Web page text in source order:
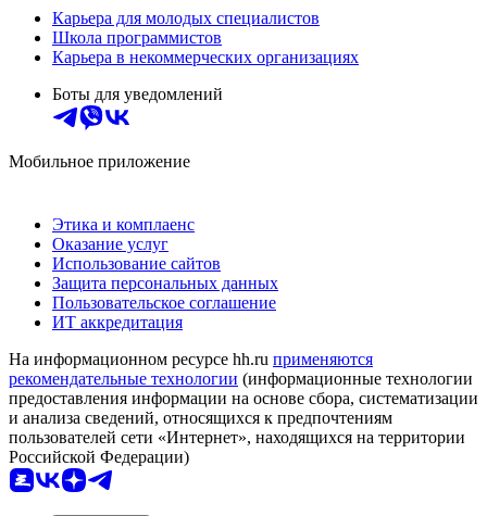
Карьера для молодых специалистов
Школа программистов
Карьера в некоммерческих организациях
Боты для уведомлений
Мобильное приложение
Этика и комплаенс
Оказание услуг
Использование сайтов
Защита персональных данных
Пользовательское соглашение
ИТ аккредитация
На информационном ресурсе hh.ru применяются
рекомендательные технологии (информационные технологии
предоставления информации на основе сбора, систематизации
и анализа сведений, относящихся к предпочтениям
пользователей сети «Интернет», находящихся на территории
Российской Федерации)